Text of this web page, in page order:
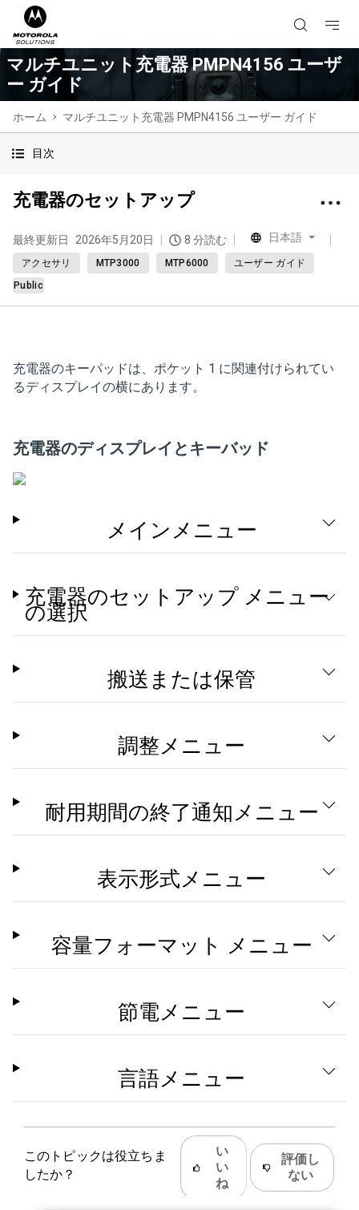
マルチユニット充電器 PMPN4156 ユーザ
ー ガイド
ホーム マルチユニット充電器 PMPN4156 ユーザー ガイド
目次
充電器のセットアップ
最終更新日 2026年5月20日 8 分読む 日本語
アクセサリ MTP3000 MTP6000
ユーザー ガイド
Public
充電器のキーパッドは、ポケット 1 に関連付けられてい
るディスプレイの横にあります。
充電器のディスプレイとキーバッド
メインメニュー
充電器のセットアップ メニュー
の選択
搬送または保管
調整メニュー
耐用期間の終了通知メニュー
表示形式メニュー
容量フォーマット メニュー
節電メニュー
言語メニュー
このトピックは役立ちま
したか？
い
い
ね
評価し
ない